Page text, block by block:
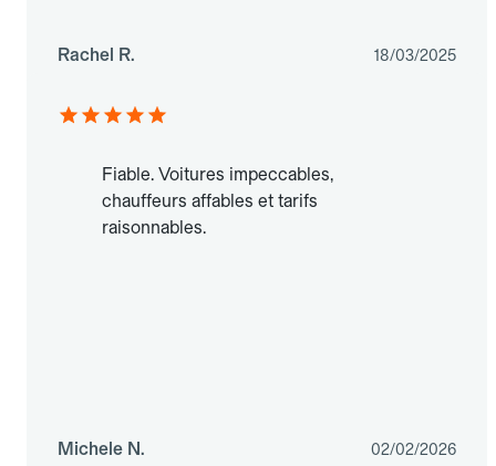
Rachel R. 18/03/2025
Fiable. Voitures impeccables,
chauffeurs affables et tarifs
raisonnables.
Michele N. 02/02/2026